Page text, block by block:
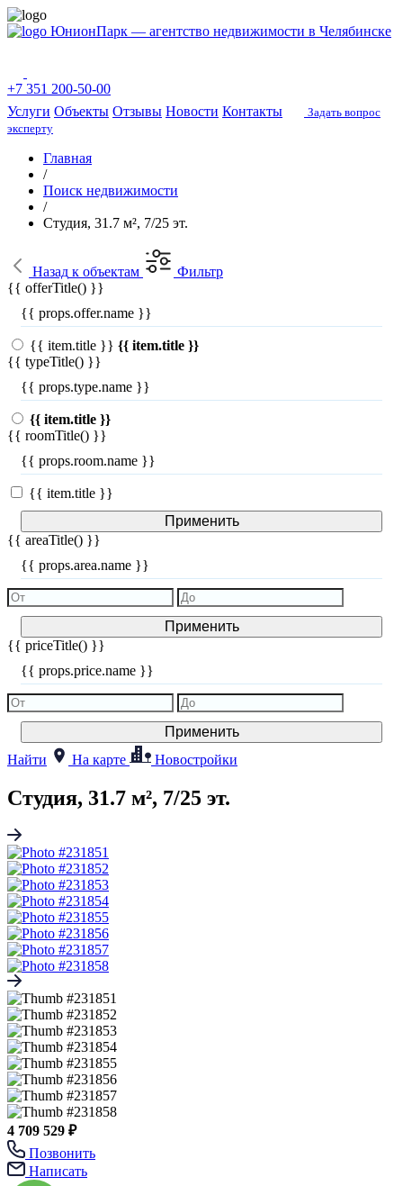
ЮнионПарк — агентство недвижимости в Челябинске
+7 351 200-50-00
Услуги Объекты Отзывы Новости Контакты
Задать вопрос
эксперту
Главная
/
Поиск недвижимости
/
Студия, 31.7 м², 7/25 эт.
Назад к объектам
Фильтр
{{ offerTitle() }}
{{ props.offer.name }}
{{ item.title }} {{ item.title }}
{{ typeTitle() }}
{{ props.type.name }}
{{ item.title }}
{{ roomTitle() }}
{{ props.room.name }}
{{ item.title }}
Применить
{{ areaTitle() }}
{{ props.area.name }}
Применить
{{ priceTitle() }}
{{ props.price.name }}
Применить
Найти
На карте Новостройки
Студия, 31.7 м², 7/25 эт.
4 709 529 ₽
Позвонить
Написать